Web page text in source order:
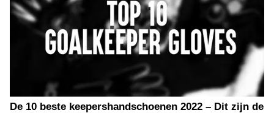
De 10 beste keepershandschoenen 2022 – Dit zijn de